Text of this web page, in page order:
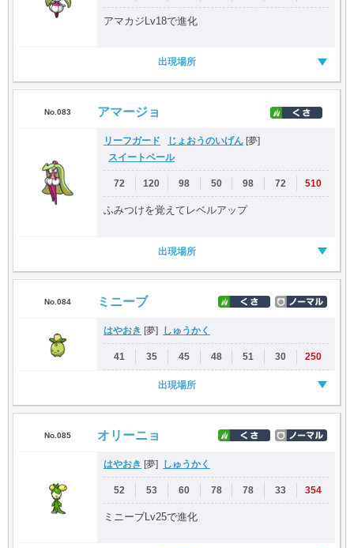
アマカジLv18で進化
出現場所
No.083 アマージョ
リーフガード じょおうのいげん [夢]
スイートベール
72 120 98 50 98 72 510
ふみつけを覚えてレベルアップ
出現場所
No.084 ミニーブ
はやおき [夢] しゅうかく
41 35 45 48 51 30 250
出現場所
No.085 オリーニョ
はやおき [夢] しゅうかく
52 53 60 78 78 33 354
ミニーブLv25で進化